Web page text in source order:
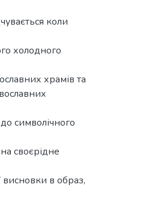
коли
холодного
храмів та
символічного
своєрідне
в образ,